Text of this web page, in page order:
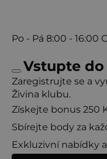
Po - Pá 8:00 - 16:00
Vstupte
Zaregistrujte se a
Živina klubu.
Získejte bonus 250
Sbírejte body za
Exkluzivní nabídky